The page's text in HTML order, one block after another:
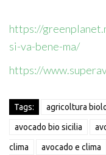
https://
si-va-bene-ma/
https://
Tags: agricoltura
avocado bio sicilia
clima avocado e clima